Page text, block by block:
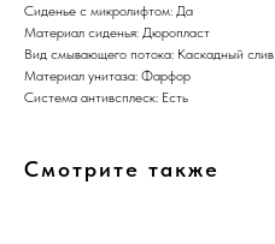
Сиденье с микролифтом: Да
Материал сиденья: Дюропласт
Вид смывающего потока: Каскадный слив
Материал унитаза: Фарфор
Система антивсплеск: Есть
Смотрите также